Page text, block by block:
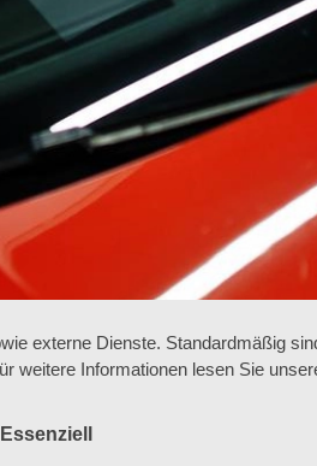
externe Dienste. Standardmäßig
weitere Informationen lesen Sie
Essenziell